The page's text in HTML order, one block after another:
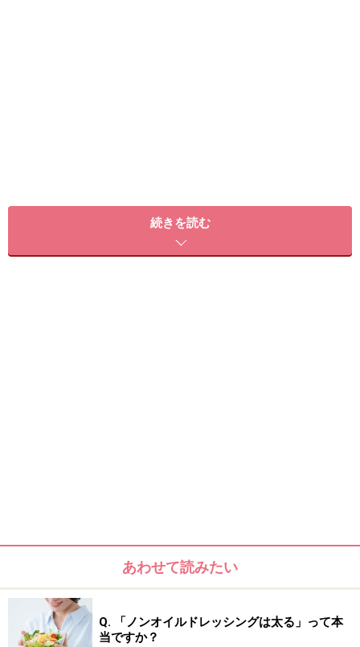
「太るかも……」と罪悪感を感じることなく食事を楽しめ
る簡単な方法が、食前の10分ウォークと食後の10分ウォ
ークです。同じウォーキングでも、実はその効果がちょ
っと異なります。それぞれの特徴を理解して、ぜひ日常
に取り入れてみてください。
続きを読む
あわせて読みたい
Q. 「ノンオイルドレッシングは太る」って本
当ですか？